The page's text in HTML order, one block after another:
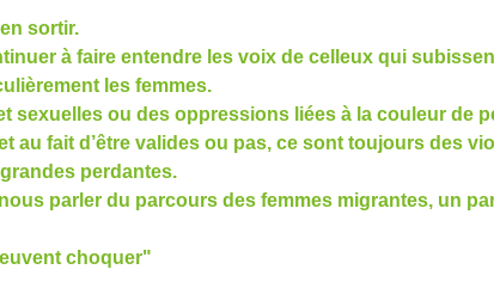
sortir.
à faire entendre les voix de celleux qui
les femmes.
sexuelles ou des oppressions liées à la couleur de
au fait d’être valides ou pas, ce sont toujours des
perdantes.
parler du parcours des femmes migrantes, un
choquer"